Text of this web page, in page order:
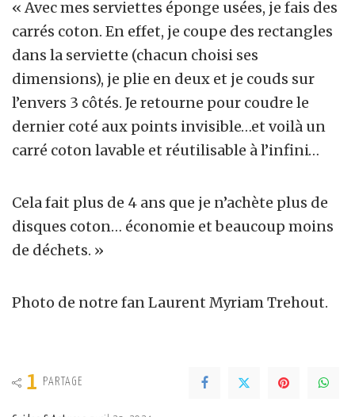
« Avec mes serviettes éponge usées, je fais des
carrés coton. En effet, je coupe des rectangles
dans la serviette (chacun choisi ses
dimensions), je plie en deux et je couds sur
l’envers 3 côtés. Je retourne pour coudre le
dernier coté aux points invisible…et voilà un
carré coton lavable et réutilisable à l’infini…
Cela fait plus de 4 ans que je n’achète plus de
disques coton… économie et beaucoup moins
de déchets. »
Photo de notre fan Laurent Myriam Trehout.
1 PARTAGE